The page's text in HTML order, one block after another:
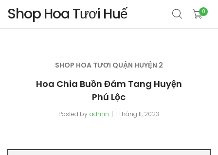
Shop Hoa Tươi Huế 0
SHOP HOA TƯƠI QUẬN HUYỆN 2
Hoa Chia Buồn Đám Tang Huyện
Phú Lộc
Posted by admin 1 Tháng 11, 2023